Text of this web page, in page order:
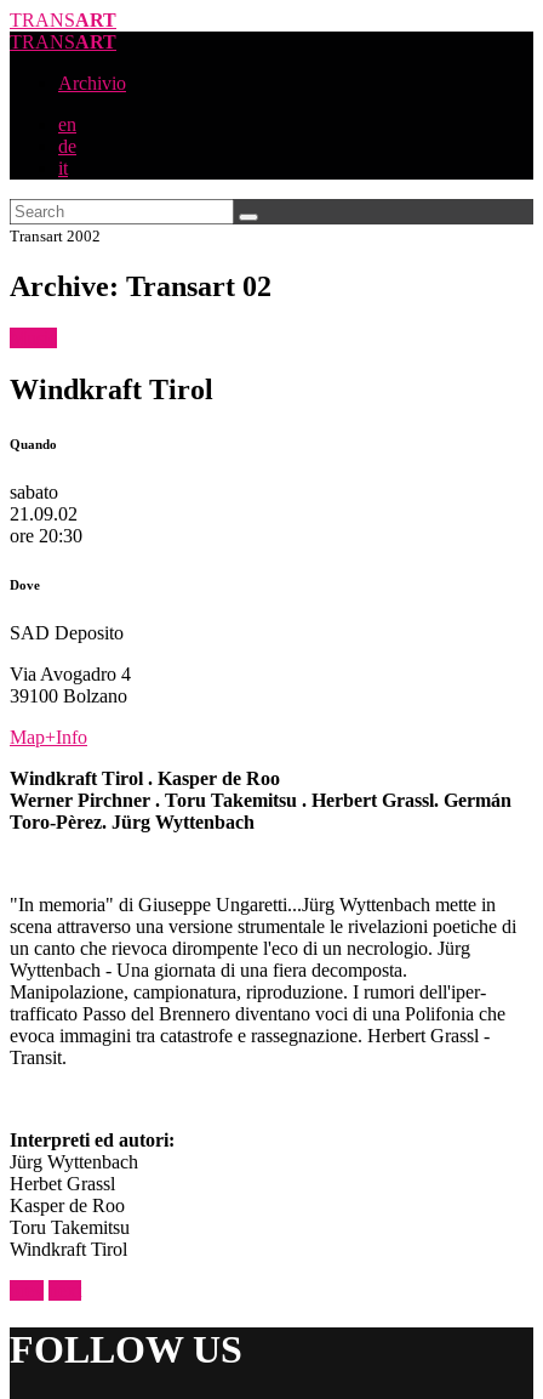
TRANSART
TRANSART
Archivio
en
de
it
Transart 2002
Archive: Transart 02
Windkraft Tirol
Quando
sabato
21.09.02
ore 20:30
Dove
SAD Deposito
Via Avogadro 4
39100 Bolzano
Map+Info
Windkraft Tirol . Kasper de Roo
Werner Pirchner . Toru Takemitsu . Herbert Grassl. Germán
Toro-Pèrez. Jürg Wyttenbach
"In memoria" di Giuseppe Ungaretti...Jürg Wyttenbach mette in
scena attraverso una versione strumentale le rivelazioni poetiche di
un canto che rievoca dirompente l'eco di un necrologio. Jürg
Wyttenbach - Una giornata di una fiera decomposta.
Manipolazione, campionatura, riproduzione. I rumori dell'iper-
trafficato Passo del Brennero diventano voci di una Polifonia che
evoca immagini tra catastrofe e rassegnazione. Herbert Grassl -
Transit.
Interpreti ed autori:
Jürg Wyttenbach
Herbet Grassl
Kasper de Roo
Toru Takemitsu
Windkraft Tirol
FOLLOW US